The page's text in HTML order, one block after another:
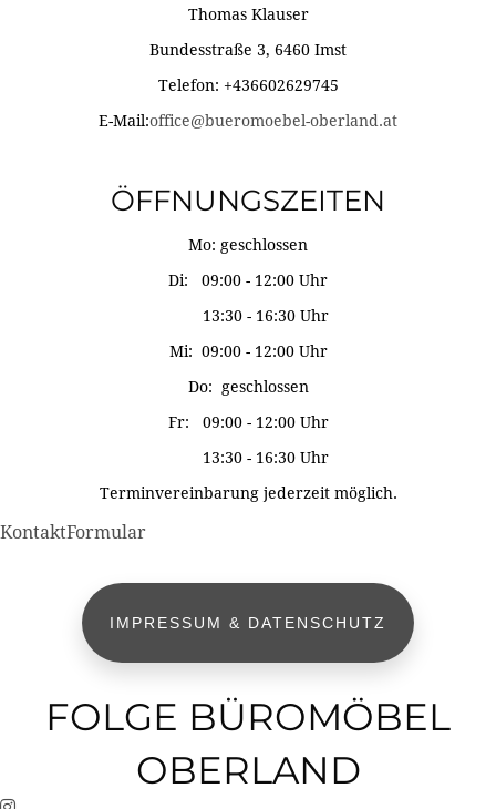
Thomas Klauser
Bundesstraße 3, 6460 Imst
Telefon: +436602629745
E-Mail:office@bueromoebel-oberland.at
ÖFFNUNGSZEITEN
Mo: geschlossen
Di: 09:00 - 12:00 Uhr
13:30 - 16:30 Uhr
Mi: 09:00 - 12:00 Uhr
Do: geschlossen
Fr: 09:00 - 12:00 Uhr
13:30 - 16:30 Uhr
Terminvereinbarung jederzeit möglich.
KontaktFormular
IMPRESSUM & DATENSCHUTZ
FOLGE BÜROMÖBEL
OBERLAND